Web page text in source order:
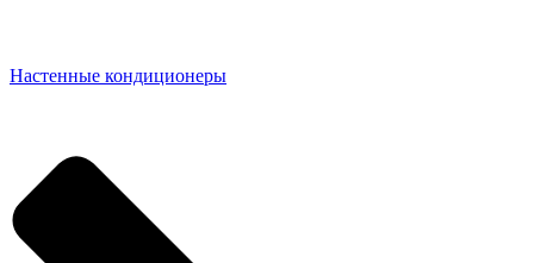
Настенные кондиционеры